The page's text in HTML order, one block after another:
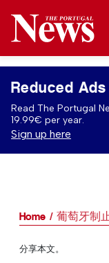
Reduced
Read The Portugal
19.99€ per year.
Sign up here
Home 葡萄牙制
分享本文。